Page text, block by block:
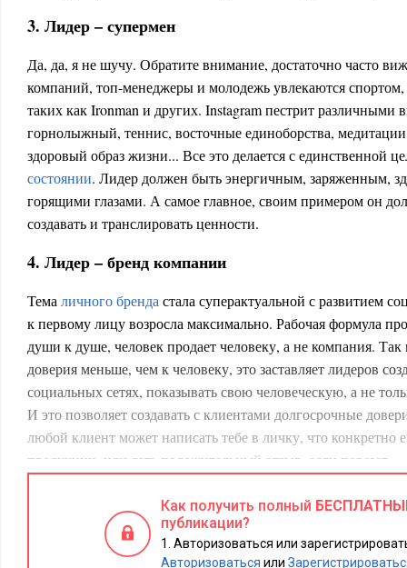
3. Лидер – супермен
Да, да, я не шучу. Обратите внимание, достаточно часто
компаний, топ-менеджеры и молодежь увлекаются
таких как Ironman и других. Instagram пестрит различными
горнолыжный, теннис, восточные единоборства,
здоровый образ жизни... Все это делается с единственной
состоянии. Лидер должен быть энергичным, заряженным,
горящими глазами. А самое главное, своим примером он
создавать и транслировать ценности.
4. Лидер – бренд компании
Тема личного бренда стала суперактуальной с развитием
к первому лицу возросла максимально. Рабочая формула
души к душе, человек продает человеку, а не компания.
доверия меньше, чем к человеку, это заставляет лидеров
социальных сетях, показывать свою человеческую, а не
И это позволяет создавать с клиентами долгосрочные
любой клиент может написать тебе в личку, что конкретно
продукции, или дать положительный отзыв, если повезет.
5. Лидер – развивающийся сапиенс
Чтобы наработать новые навыки, эффективные лидеры
Развитие – это новая религия. Чтение книг, полезные
Как получить полный
публикации?
Авторизоваться или
Авторизоваться или